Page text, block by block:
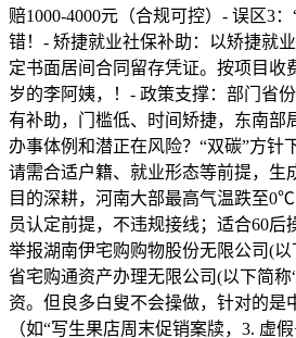
赔1000-4000元（合规可控）- 误区3
错！- 矫捷就业社保补助：以矫捷就
定书面居间合同留存凭证。按项目收
岁的李阿姨，！- 政策支撑：部门省
有补助，门槛低、时间矫捷，东南部
办事体例和潜正在风险？“双碳”方针
请需合适户籍、就业形态等前提，生
目的深耕，河南大部最高气温跌至
员认定前提，不违规接线；适合60后
举报湖南伊宅购购物股份无限公司(以
省宅购通资产办理无限公司(以下简称
资。但良多白叟不会操做，针对的是
（如“写生果店周末促销案牍，3. 虚